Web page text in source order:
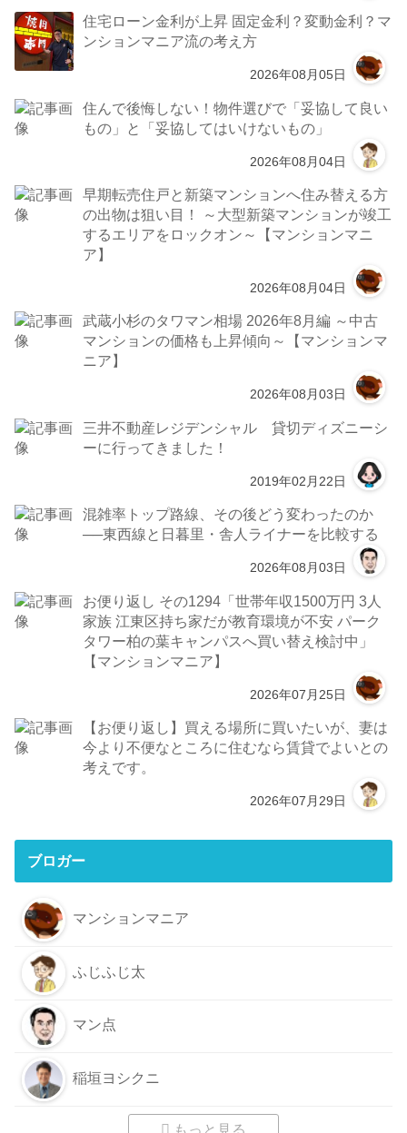
住宅ローン金利が上昇 固定金利？変動金利？マ
ンションマニア流の考え方
2026年08月05日
住んで後悔しない！物件選びで「妥協して良い
もの」と「妥協してはいけないもの」
2026年08月04日
早期転売住戸と新築マンションへ住み替える方
の出物は狙い目！ ～大型新築マンションが竣工
するエリアをロックオン～【マンションマニ
ア】
2026年08月04日
武蔵小杉のタワマン相場 2026年8月編 ～中古
マンションの価格も上昇傾向～【マンションマ
ニア】
2026年08月03日
三井不動産レジデンシャル 貸切ディズニーシ
ーに行ってきました！
2019年02月22日
混雑率トップ路線、その後どう変わったのか
──東西線と日暮里・舎人ライナーを比較する
2026年08月03日
お便り返し その1294「世帯年収1500万円 3人
家族 江東区持ち家だが教育環境が不安 パーク
タワー柏の葉キャンパスへ買い替え検討中」
【マンションマニア】
2026年07月25日
【お便り返し】買える場所に買いたいが、妻は
今より不便なところに住むなら賃貸でよいとの
考えです。
2026年07月29日
ブロガー
マンションマニア
ふじふじ太
マン点
稲垣ヨシクニ